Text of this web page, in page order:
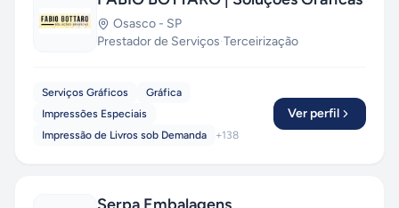
Osasco - SP
Prestador de Serviços·Terceirização
Serviços Gráficos
Gráfica
Impressões Especiais
Impressão de Livros sob Demanda
+138
Ver perfil